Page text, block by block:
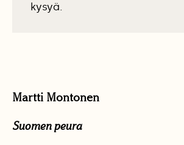
kysyä.
Martti Montonen
Suomen peura